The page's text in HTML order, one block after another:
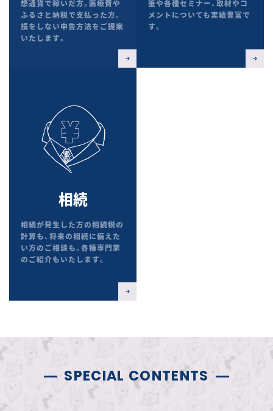
想通貨で稼いだ方。医療費や
ふるさと納税で支払った方。
損をしない申告方法をご提案
いたします。
筆や各種セミナー、取材やコ
メントについても実績豊富で
す。
相続
相続が発生した方の相続税の
計算も、将来の相続に備えた
い方のご相談も。各種専門家
のご紹介もいたします。
SPECIAL CONTENTS